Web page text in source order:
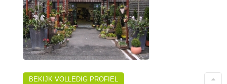
BEKIJK VOLLEDIG PROFIEL